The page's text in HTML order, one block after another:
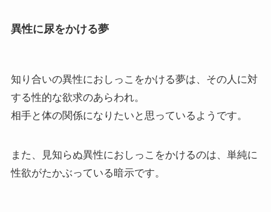
異性に尿をかける夢
知り合いの異性におしっこをかける夢は、その人に対
する性的な欲求のあらわれ。
相手と体の関係になりたいと思っているようです。
また、見知らぬ異性におしっこをかけるのは、単純に
性欲がたかぶっている暗示です。